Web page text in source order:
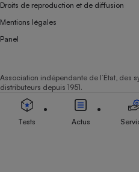
Droits de reproduction et de diffusion
Mentions légales
Panel
Association indépendante de l’État, des
distributeurs depuis 1951.
Tests Actus